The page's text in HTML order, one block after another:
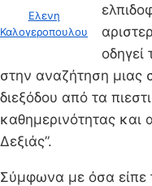
Ελενη
Καλογεροπουλου
οδηγεί
στην αναζήτηση μιας
διεξόδου από τα
καθημερινότητας και
Δεξιάς”.
Σύμφωνα με όσα είπε